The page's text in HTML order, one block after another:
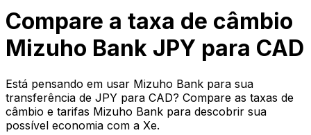
Compare a taxa de câmbio
Mizuho Bank JPY para CAD
Está pensando em usar Mizuho Bank para sua
transferência de JPY para CAD? Compare as taxas de
câmbio e tarifas Mizuho Bank para descobrir sua
possível economia com a Xe.